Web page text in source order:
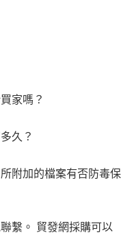
家嗎？
久？
附加的檔案有否防毒保
繫。 貿發網採購可以